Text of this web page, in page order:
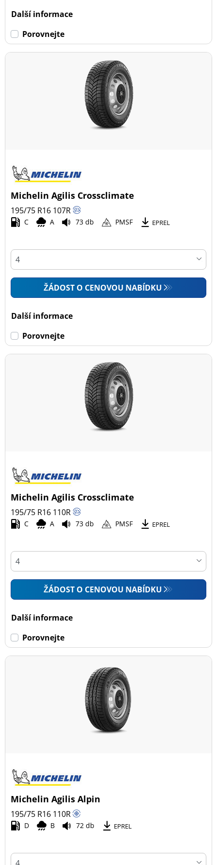
Dojezdové
Dojezdové (0)
Ne dojezdové (74)
Další informace
Porovnejte
Michelin Agilis Crossclimate
195/75 R16 107R
C A 73 db PMSF EPREL
ŽÁDOST O CENOVOU NABÍDKU
Další informace
Porovnejte
Michelin Agilis Crossclimate
195/75 R16 110R
C A 73 db PMSF EPREL
ŽÁDOST O CENOVOU NABÍDKU
Další informace
Porovnejte
Michelin Agilis Alpin
195/75 R16 110R
D B 72 db EPREL